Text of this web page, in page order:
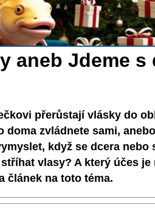
aneb Jdeme s
přerůstají vlásky do
doma zvládnete sami,
když se dcera
vlasy? A který účes
článek na toto téma.